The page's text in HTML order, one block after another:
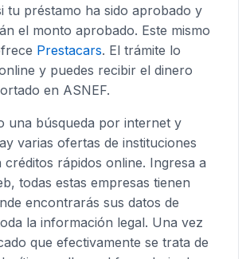
tu préstamo ha sido aprobado y
el monto aprobado. Este mismo
Prestacars. El trámite lo
y puedes recibir el dinero
en ASNEF.
una búsqueda por internet y
varias ofertas de instituciones
rápidos online. Ingresa a
todas estas empresas tienen
encontrarás sus datos de
la información legal. Una vez
que efectivamente se trata de